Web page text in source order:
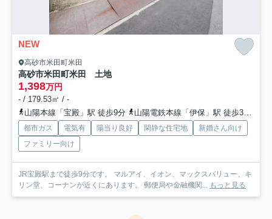
NEW
高砂市米田町米田
高砂市米田町米田 土地
1,398万円
- / 179.53㎡ / -
山陽本線「宝殿」駅 徒歩9分
山陽電鉄本線「伊保」駅 徒歩34分
都市ガス 電気有 陽当り良好 閑静な住宅地
新婚さん向け
ファミリー向け
JR宝殿駅まで徒歩9分です。 マルアイ、イオン、マックスバリュー、キ
リン堂、コーナンが近くにあります。 郵便局や金融機関... もっと見る